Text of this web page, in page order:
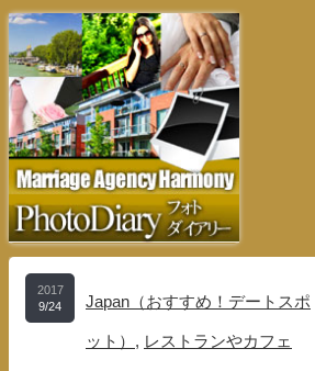
2017
9/24
Japan（おすすめ！デートスポ
ット） , レストランやカフェ